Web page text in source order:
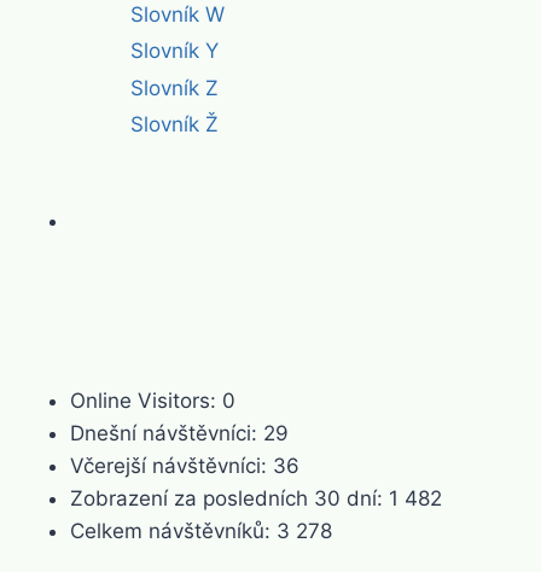
Slovník W
Slovník Y
Slovník Z
Slovník Ž
Online Visitors: 0
Dnešní návštěvníci: 29
Včerejší návštěvníci: 36
Zobrazení za posledních 30 dní: 1 482
Celkem návštěvníků: 3 278